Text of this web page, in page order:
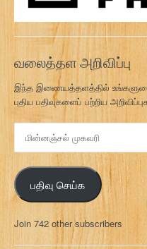
வலைத்தள அறிவிப்பு
இந்த இணையத்தளத்தில்
புதிய பதிவுகளைப் பற்றிய
ன
ஞ்
ச
ல்
க
வ
பதிவு செய்க
Join 742 other subscribers